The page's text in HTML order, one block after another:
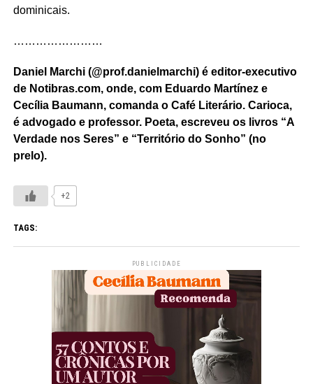
dominicais.
……………………
Daniel Marchi (@prof.danielmarchi) é editor-executivo
de Notibras.com, onde, com Eduardo Martínez e
Cecília Baumann, comanda o Café Literário. Carioca,
é advogado e professor. Poeta, escreveu os livros “A
Verdade nos Seres” e “Território do Sonho” (no
prelo).
+2
TAGS:
PUBLICIDADE